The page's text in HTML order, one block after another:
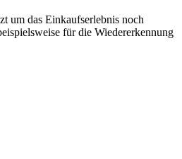
um das Einkaufserlebnis noch
für die Wiedererkennung